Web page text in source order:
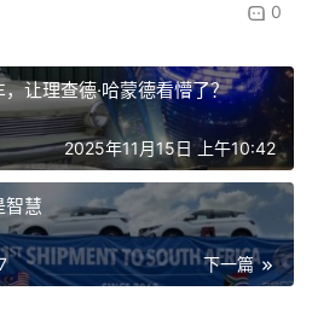
0
，让理查德·哈蒙德看懵了？
2025年11月15日 上午10:42
智慧
下一篇